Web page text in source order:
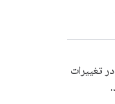
در تغییرات